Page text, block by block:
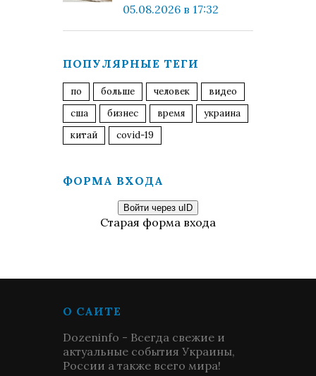
05.08.2026 в 17:32
ПОПУЛЯРНЫЕ ТЕГИ
по больше человек
видео
сша
бизнес время
украина
китай
covid-19
ФОРМА ВХОДА
Войти через uID
Старая форма входа
О САЙТЕ
Dozeninfo - Всегда свежие и
актуальные события Украины,
России а также всего мира!